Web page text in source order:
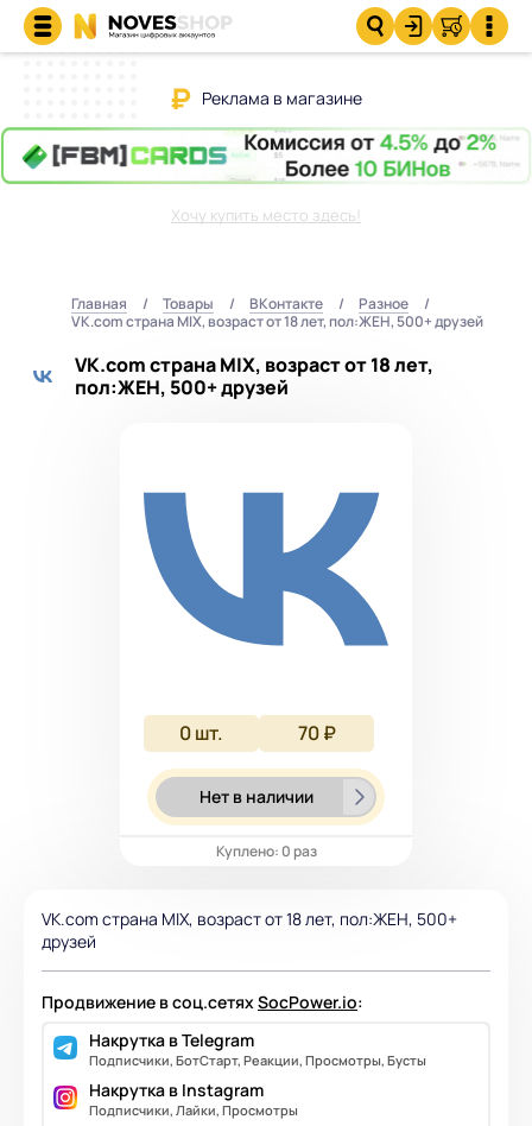
Реклама в магазине
Хочу купить место здесь!
Главная Товары ВКонтакте
Разное
VK.com страна MIX, возраст от 18 лет, пол:ЖЕН, 500+ друзей
VK.com страна MIX, возраст от 18 лет,
пол:ЖЕН, 500+ друзей
0шт. 70 ₽
Нет в наличии
Куплено: 0 раз
VK.com страна MIX, возраст от 18 лет, пол:ЖЕН, 500+
друзей
Продвижение в соц.сетяхSocPower.io:
Накрутка в Telegram
Подписчики, БотСтарт, Реакции, Просмотры, Бусты
Накрутка в Instagram
Подписчики, Лайки, Просмотры